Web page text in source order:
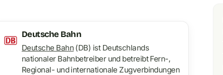
Deutsche Bahn
Deutsche Bahn(DB) ist Deutschlands
nationaler Bahnbetreiber und betreibt Fern-,
Regional- und internationale Zugverbindungen